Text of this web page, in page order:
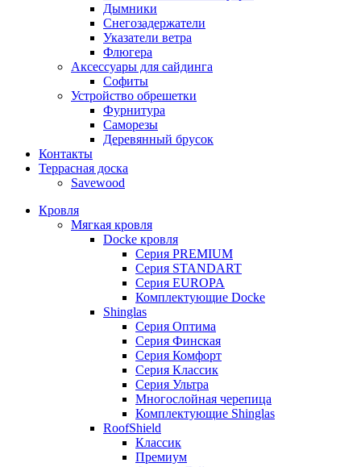
Дымники
Снегозадержатели
Указатели ветра
Флюгера
Аксессуары для сайдинга
Софиты
Устройство обрешетки
Фурнитура
Саморезы
Деревянный брусок
Контакты
Террасная доска
Savewood
Кровля
Мягкая кровля
Docke кровля
Серия PREMIUM
Серия STANDART
Серия EUROPA
Комплектующие Docke
Shinglas
Серия Оптима
Серия Финская
Серия Комфорт
Серия Классик
Серия Ультра
Многослойная черепица
Комплектующие Shinglas
RoofShield
Классик
Премиум